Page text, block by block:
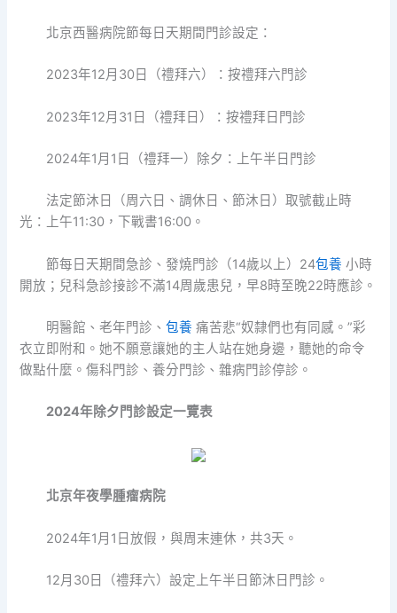
北京西醫病院節每日天期間門診設定：
2023年12月30日（禮拜六）：按禮拜六門診
2023年12月31日（禮拜日）：按禮拜日門診
2024年1月1日（禮拜一）除夕：上午半日門診
法定節沐日（周六日、調休日、節沐日）取號截止時
光：上午11:30，下戰書16:00。
節每日天期間急診、發燒門診（14歲以上）24包養 小時
開放；兒科急診接診不滿14周歲患兒，早8時至晚22時應診。
明醫館、老年門診、 包養 痛苦悲“奴隸們也有同感。”彩
衣立即附和。她不願意讓她的主人站在她身邊，聽她的命令
做點什麼。傷科門診、養分門診、雜病門診停診。
2024年除夕門診設定一覽表
北京年夜學腫瘤病院
2024年1月1日放假，與周末連休，共3天。
12月30日（禮拜六）設定上午半日節沐日門診。